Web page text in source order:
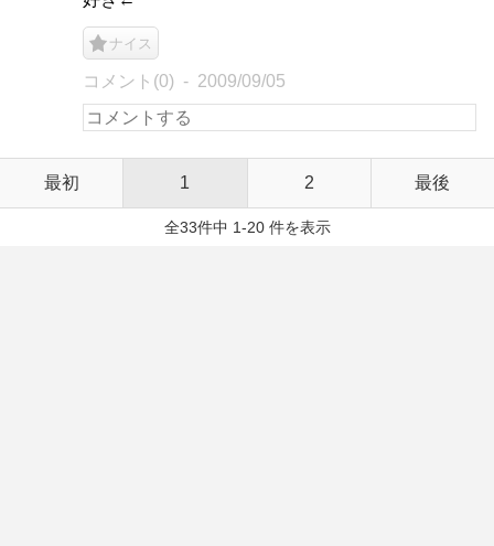
ナイス
コメント(0) 2009/09/05
最初 1 2 最後
全33件中 1-20 件を表示